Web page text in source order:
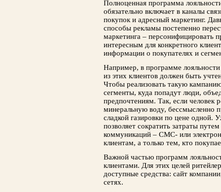
Полноценная программа
обязательно включает в каналы
покупок и адресный маркетинг.
способы рекламы постепенно
маркетинга – персонифицировать
интересным для конкретного
информации о покупателях и
Например, в программе
из этих клиентов должен быть
Чтобы реализовать такую
сегменты, куда попадут люди,
предпочтениям. Так, если человек
минеральную воду, бессмысленно
сладкой газировки по цене одной.
позволяет сократить затраты
коммуникаций – СМС- или
клиентам, а только тем, кто
Важной частью программ
клиентами. Для этих целей
доступные средства: сайт
сетях.